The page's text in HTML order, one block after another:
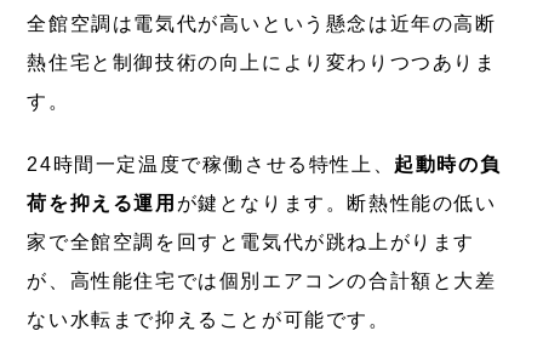
全館空調は電気代が高いという懸念は近年の高断
熱住宅と制御技術の向上により変わりつつありま
す。
24時間一定温度で稼働させる特性上、 起動時の負
荷を抑える運用 が鍵となります。断熱性能の低い
家で全館空調を回すと電気代が跳ね上がります
が、高性能住宅では個別エアコンの合計額と大差
ない水転まで抑えることが可能です。